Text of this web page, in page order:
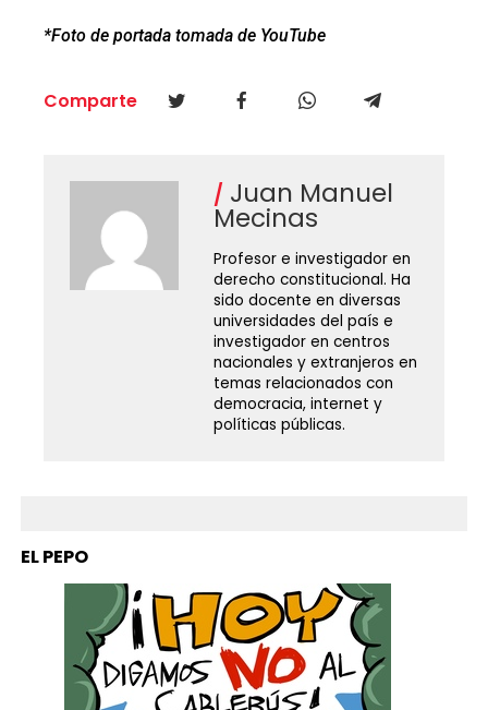
*Foto de portada tomada de YouTube
Comparte
Juan Manuel
Mecinas
Profesor e investigador en
derecho constitucional. Ha
sido docente en diversas
universidades del país e
investigador en centros
nacionales y extranjeros en
temas relacionados con
democracia, internet y
políticas públicas.
EL PEPO